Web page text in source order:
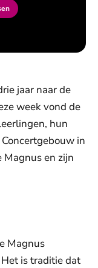
jaar naar de
week vond de
hun
in
Magnus en zijn
Magnus
is traditie dat